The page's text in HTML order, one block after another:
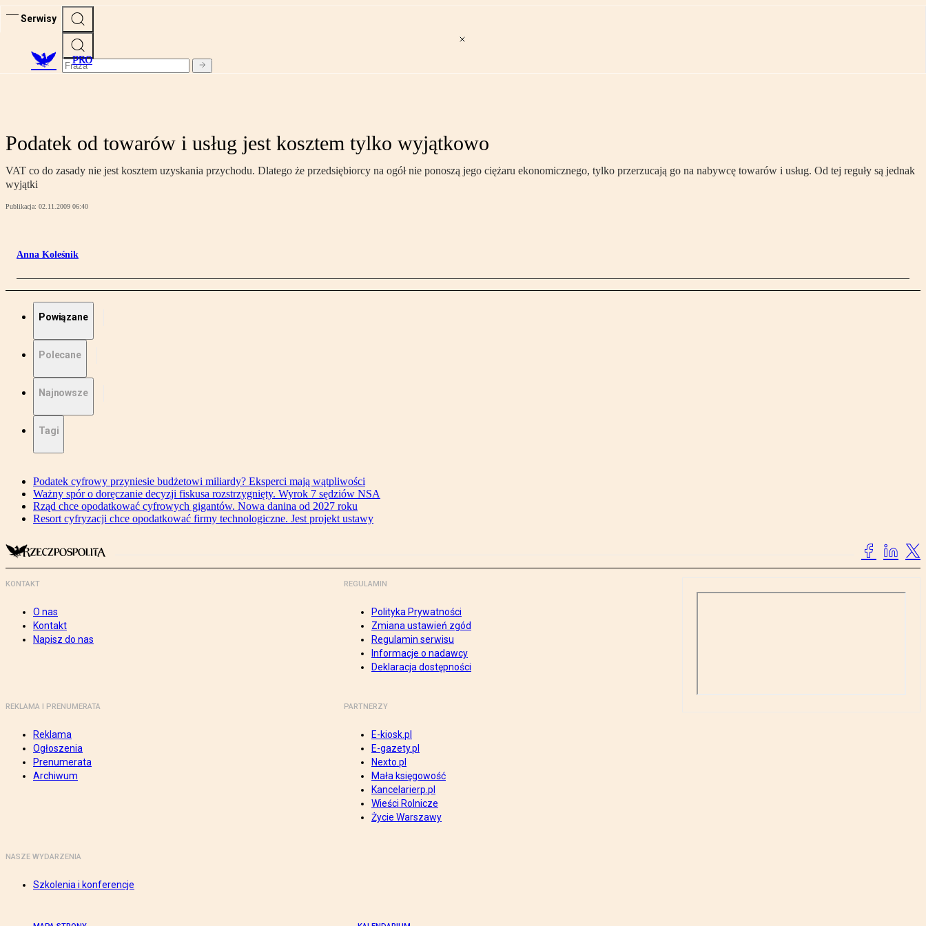
Serwisy
PRO
Podatek od towarów i usług jest kosztem tylko wyjątkowo
VAT co do zasady nie jest kosztem uzyskania przychodu. Dlatego że przedsiębiorcy na ogół nie ponoszą jego ciężaru ekonomicznego, tylko przerzucają go na nabywcę towarów i usług. Od tej reguły są jednak
wyjątki
Publikacja: 02.11.2009 06:40
Anna Koleśnik
Powiązane
Polecane
Najnowsze
Tagi
Podatek cyfrowy przyniesie budżetowi miliardy? Eksperci mają wątpliwości
Ważny spór o doręczanie decyzji fiskusa rozstrzygnięty. Wyrok 7 sędziów NSA
Rząd chce opodatkować cyfrowych gigantów. Nowa danina od 2027 roku
Resort cyfryzacji chce opodatkować firmy technologiczne. Jest projekt ustawy
KONTAKT
O nas
Kontakt
Napisz do nas
REGULAMIN
Polityka Prywatności
Zmiana ustawień zgód
Regulamin serwisu
Informacje o nadawcy
Deklaracja dostępności
REKLAMA I PRENUMERATA
Reklama
Ogłoszenia
Prenumerata
Archiwum
PARTNERZY
E-kiosk.pl
E-gazety.pl
Nexto.pl
Mała księgowość
Kancelarierp.pl
Wieści Rolnicze
Życie Warszawy
NASZE WYDARZENIA
Szkolenia i konferencje